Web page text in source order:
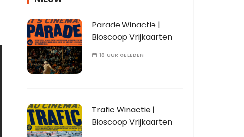
Parade Winactie |
Bioscoop Vrijkaarten
18 UUR GELEDEN
Trafic Winactie |
Bioscoop Vrijkaarten